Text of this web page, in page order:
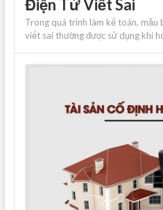
Điện Tử Viết Sai
Trong quá trình làm kế toán, mẫu
viết sai thường được sử dụng khi